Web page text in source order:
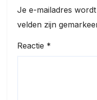
Je e-mailadres
velden zijn
Reactie *